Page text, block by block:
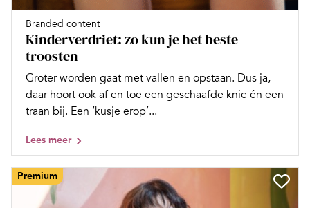
Branded content
Kinderverdriet: zo kun je het beste
troosten
Groter worden gaat met vallen en opstaan. Dus ja,
daar hoort ook af en toe een geschaafde knie én een
traan bij. Een ‘kusje erop’...
Lees meer
Premium